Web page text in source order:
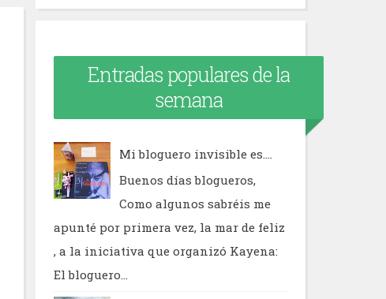
Entradas populares de la
semana
Mi bloguero invisible es....
Buenos días blogueros,
Como algunos sabréis me
apunté por primera vez, la mar de feliz
, a la iniciativa que organizó Kayena:
El bloguero...